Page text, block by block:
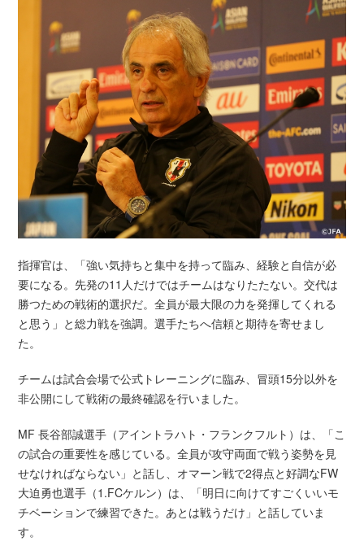
指揮官は、「強い気持ちと集中を持って臨み、経験と自信が必
要になる。先発の11人だけではチームはなりたたない。交代は
勝つための戦術的選択だ。全員が最大限の力を発揮してくれる
と思う」と総力戦を強調。選手たちへ信頼と期待を寄せまし
た。
チームは試合会場で公式トレーニングに臨み、冒頭15分以外を
非公開にして戦術の最終確認を行いました。
MF 長谷部誠選手（アイントラハト・フランクフルト）は、「こ
の試合の重要性を感じている。全員が攻守両面で戦う姿勢を見
せなければならない」と話し、オマーン戦で2得点と好調なFW
大迫勇也選手（1.FCケルン）は、「明日に向けてすごくいいモ
チベーションで練習できた。あとは戦うだけ」と話していま
す。